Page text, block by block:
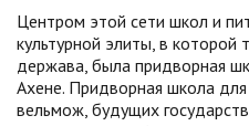
Центром этой сети школ и
культурной элиты, в которой
держава, была придворная
Ахене. Придворная школа
вельмож, будущих